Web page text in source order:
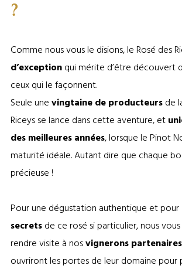
?
Comme nous vous le disions, le Rosé des
d’exceptionqui mérite d’être découvert
ceux qui le façonnent.
Seule unevingtaine de producteursde
Riceys se lance dans cette aventure, et
des meilleures années, lorsque le Pinot
maturité idéale. Autant dire que chaque
précieuse !
Pour une dégustation authentique et pour
secretsde ce rosé si particulier, nous
rendre visite à nosvignerons partenaires
ouvriront les portes de leur domaine pour